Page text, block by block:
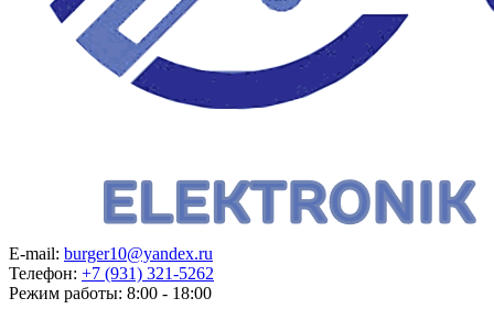
E-mail: burger10@yandex.ru
Телефон: +7 (931) 321-5262
Режим работы: 8:00 - 18:00